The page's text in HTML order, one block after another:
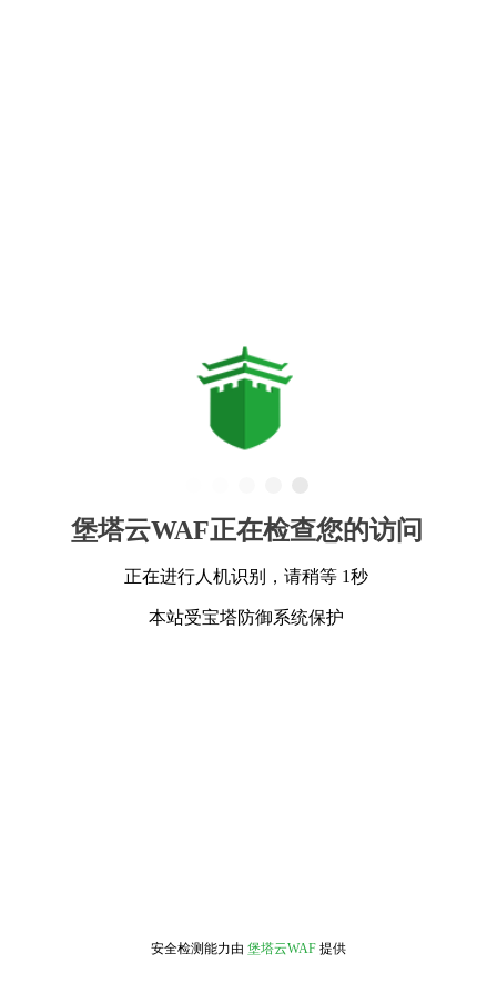
堡塔云WAF正在检查您的访问
正在进行人机识别，请稍等 1秒
本站受宝塔防御系统保护
安全检测能力由 堡塔云WAF 提供